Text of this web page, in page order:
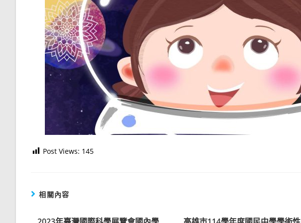
Post Views: 145
相關內容